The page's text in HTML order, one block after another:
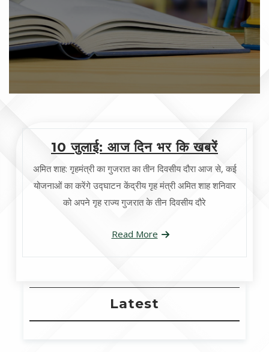
10 जुलाई: आज दिन भर कि खबरें
अमित शाह: गृहमंत्री का गुजरात का तीन दिवसीय दौरा आज से, कई
योजनाओं का करेंगे उद्घाटन केंद्रीय गृह मंत्री अमित शाह शनिवार
को अपने गृह राज्य गुजरात के तीन दिवसीय दौरे
Read More
Latest